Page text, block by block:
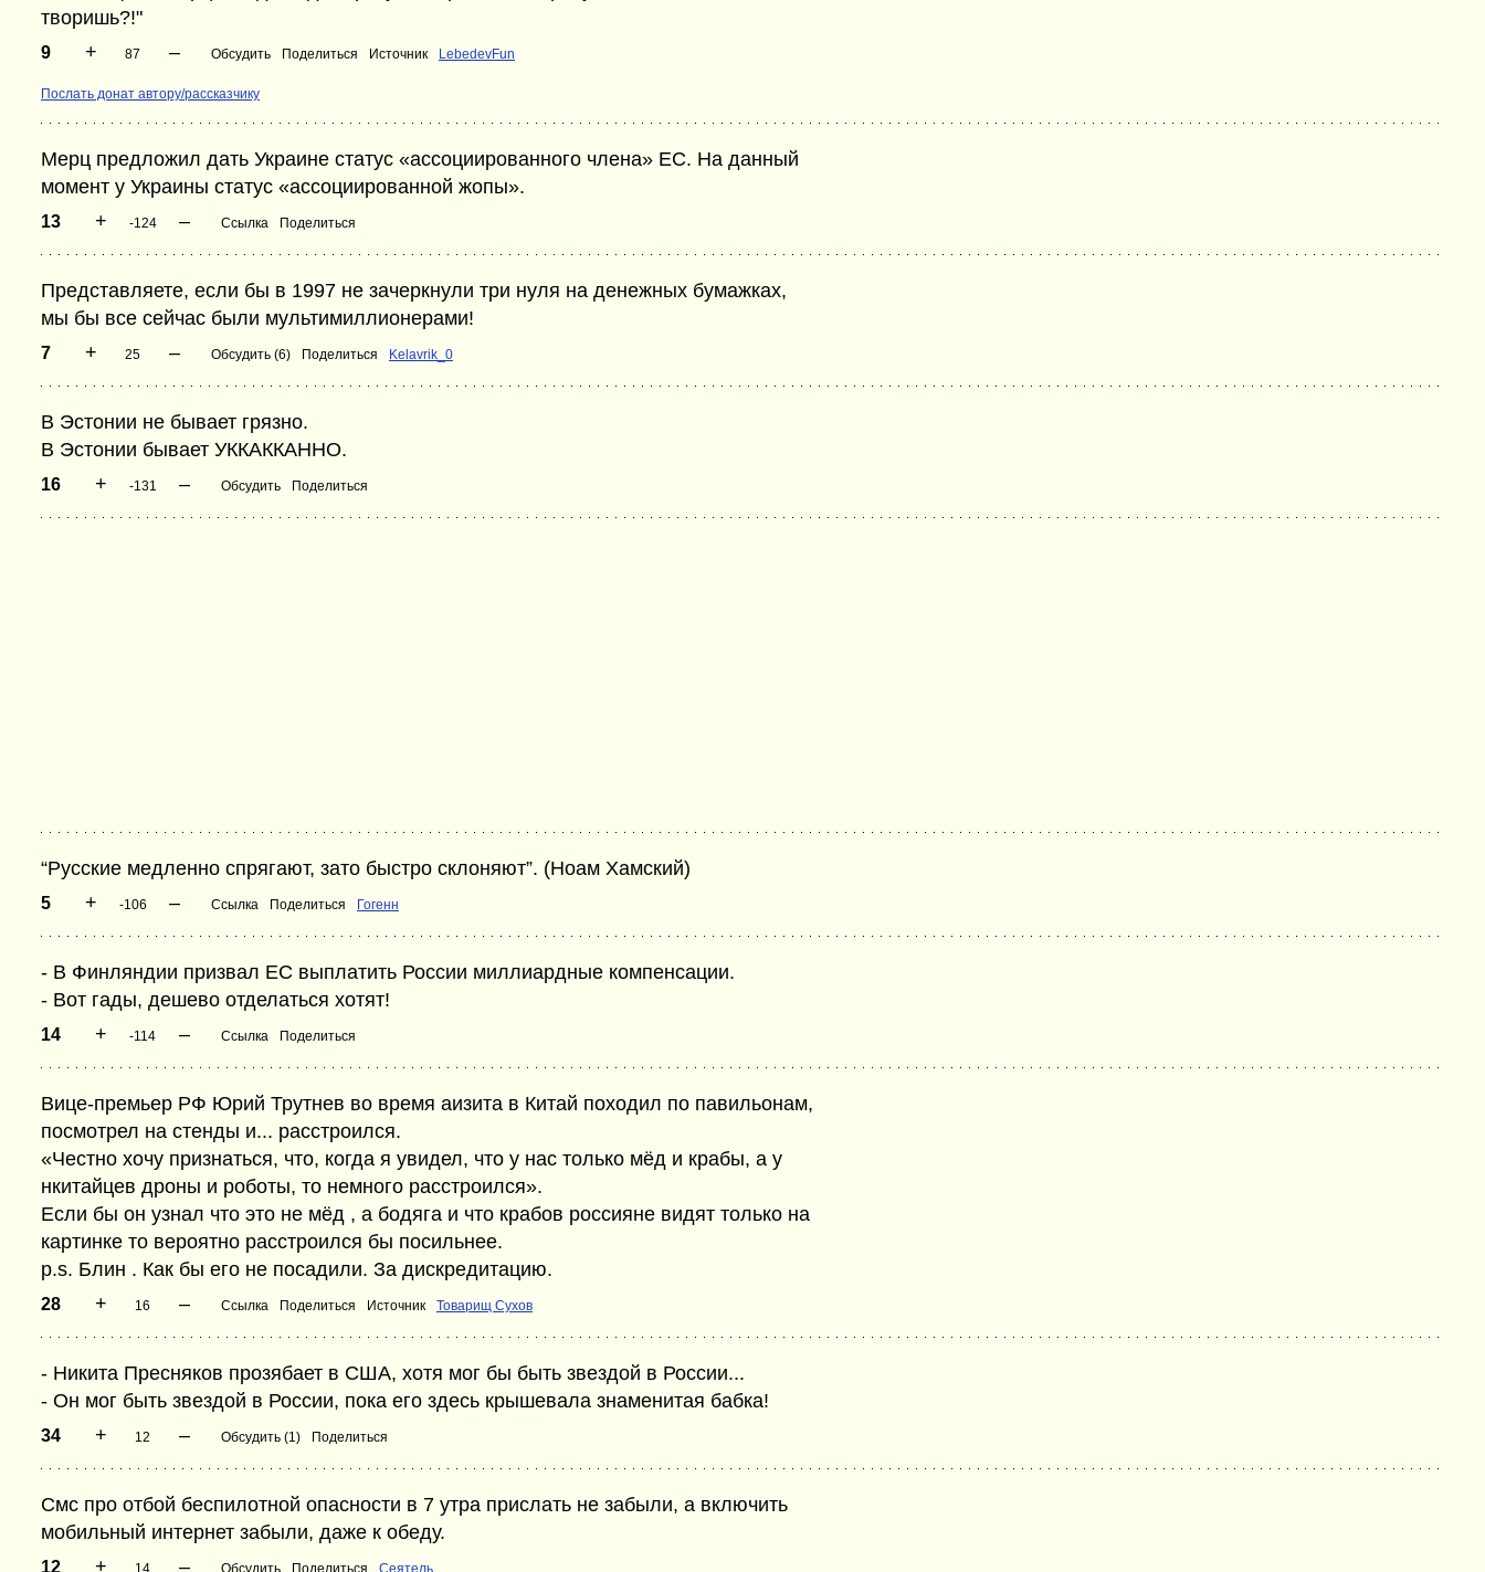
творишь?!"
9 + 87 – Обсудить Поделиться Источник LebedevFun
Послать донат автору/рассказчику
Мерц предложил дать Украине статус «ассоциированного члена» ЕС. На данный
момент у Украины статус «ассоциированной жопы».
13 + -124 – Ссылка Поделиться
Представляете, если бы в 1997 не зачеркнули три нуля на денежных бумажках,
мы бы все сейчас были мультимиллионерами!
7 + 25 – Обсудить (6) Поделиться Kelavrik_0
В Эстонии не бывает грязно.
В Эстонии бывает УККАККАННО.
16 + -131 – Обсудить Поделиться
“Русские медленно спрягают, зато быстро склоняют”. (Ноам Хамский)
5 + -106 – Ссылка Поделиться Гогенн
- В Финляндии призвал ЕС выплатить России миллиардные компенсации.
- Вот гады, дешево отделаться хотят!
14 + -114 – Ссылка Поделиться
Вице-премьер РФ Юрий Трутнев во время аизита в Китай походил по павильонам,
посмотрел на стенды и... расстроился.
«Честно хочу признаться, что, когда я увидел, что у нас только мёд и крабы, а у
нкитайцев дроны и роботы, то немного расстроился».
Если бы он узнал что это не мёд , а бодяга и что крабов россияне видят только на
картинке то вероятно расстроился бы посильнее.
p.s. Блин . Как бы его не посадили. За дискредитацию.
28 + 16 – Ссылка Поделиться Источник Товарищ Сухов
- Никита Пресняков прозябает в США, хотя мог бы быть звездой в России...
- Он мог быть звездой в России, пока его здесь крышевала знаменитая бабка!
34 + 12 – Обсудить (1) Поделиться
Смс про отбой беспилотной опасности в 7 утра прислать не забыли, а включить
мобильный интернет забыли, даже к обеду.
12 + 14 – Обсудить Поделиться Сеятель